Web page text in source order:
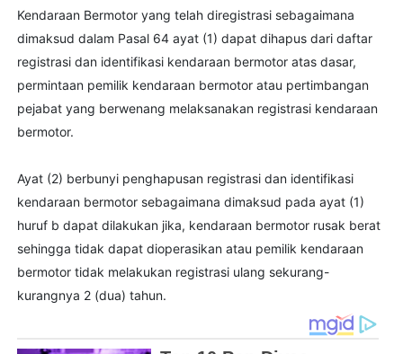
Kendaraan Bermotor yang telah diregistrasi sebagaimana
dimaksud dalam Pasal 64 ayat (1) dapat dihapus dari daftar
registrasi dan identifikasi kendaraan bermotor atas dasar,
permintaan pemilik kendaraan bermotor atau pertimbangan
pejabat yang berwenang melaksanakan registrasi kendaraan
bermotor.
Ayat (2) berbunyi penghapusan registrasi dan identifikasi
kendaraan bermotor sebagaimana dimaksud pada ayat (1)
huruf b dapat dilakukan jika, kendaraan bermotor rusak berat
sehingga tidak dapat dioperasikan atau pemilik kendaraan
bermotor tidak melakukan registrasi ulang sekurang-
kurangnya 2 (dua) tahun.